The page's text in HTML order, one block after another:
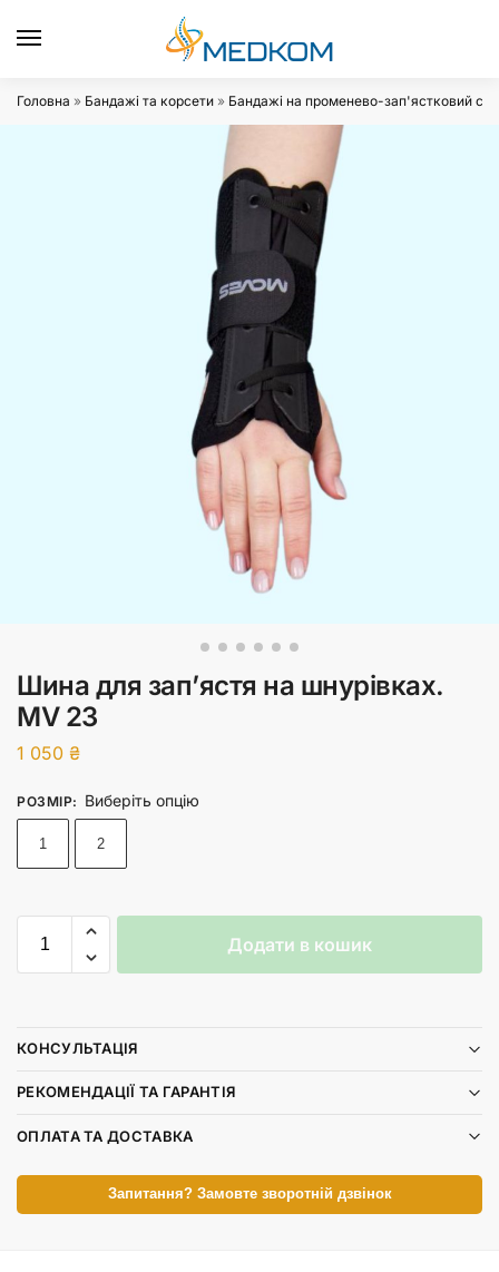
Головна » Бандажі та корсети » Бандажі на променево-зап'ястковий
Шина для зап’ястя на шнурівках.
MV 23
1 050 ₴
РОЗМІР: Виберіть опцію
1 2
Додати в кошик
КОНСУЛЬТАЦІЯ
РЕКОМЕНДАЦІЇ ТА ГАРАНТІЯ
ОПЛАТА ТА ДОСТАВКА
Запитання? Замовте зворотній дзвінок